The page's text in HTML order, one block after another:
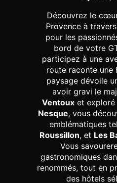
Découvrez le
Provence à
pour les
bord de votre
participez à une
route raconte une
paysage dévoile
avoir gravi le
Ventoux et exploré
Nesque, vous
emblématiques
Roussillon, et Les
Vous
gastronomiques
renommés, tout en
des hôtels
Élément
de
menu
de